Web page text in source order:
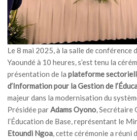
Le 8 mai 2025, à la salle de conférence
Yaoundé à 10 heures, s’est tenu la
présentation de la plateforme
d’Information pour la Gestion de
majeur dans la modernisation du
Présidée parAdams Oyono, Secrétaire
l’Éducation de Base, représentant le
Etoundi Ngoa, cette cérémonie a réuni